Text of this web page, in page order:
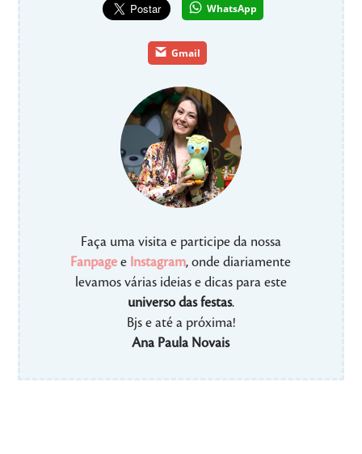
WhatsApp
Gmail
Faça uma visita e participe da nossa
Fanpage e Instagram, onde diariamente
levamos várias ideias e dicas para este
universo das festas.
Bjs e até a próxima!
Ana Paula Novais